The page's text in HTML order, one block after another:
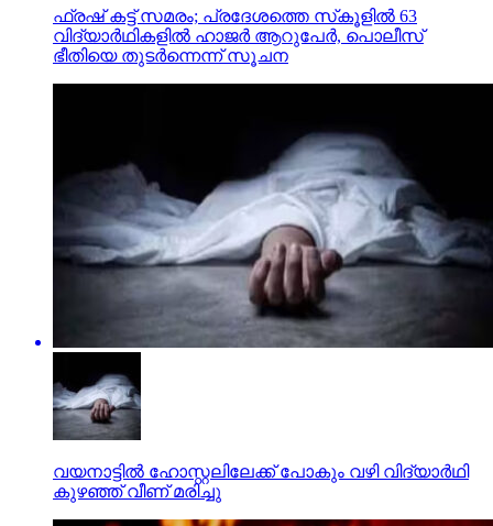
ഫ്രഷ് കട്ട് സമരം; പ്രദേശത്തെ സ്‌കൂളില്‍ 63
വിദ്യാര്‍ഥികളില്‍ ഹാജര്‍ ആറുപേര്‍, പൊലീസ്
ഭീതിയെ തുടര്‍ന്നെന്ന് സൂചന
വയനാട്ടില്‍ ഹോസ്റ്റലിലേക്ക് പോകും വഴി വിദ്യാര്‍ഥി
കുഴഞ്ഞ് വീണ് മരിച്ചു